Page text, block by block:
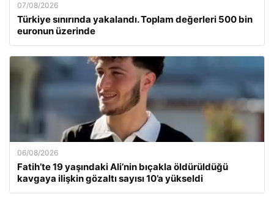
07/08/2026
Türkiye sınırında yakalandı. Toplam değerleri 500 bin
euronun üzerinde
06/08/2026
Fatih’te 19 yaşındaki Ali’nin bıçakla öldürüldüğü
kavgaya ilişkin gözaltı sayısı 10’a yükseldi